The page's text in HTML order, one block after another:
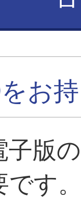
お
子版
です